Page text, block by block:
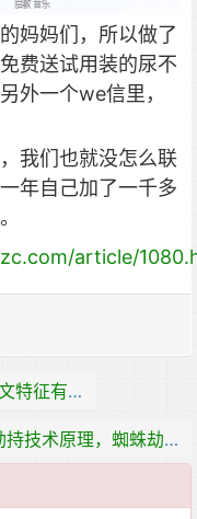
妈妈们，所以做了
费送试用装的尿不
外一个we信里，
我们也就没怎么联
年自己加了一千多
article/
上一篇：如何写出爆款营销文章，爆文特征有哪些？
下一篇：搜索引擎蜘蛛劫持技术原理，蜘蛛劫持技术详解